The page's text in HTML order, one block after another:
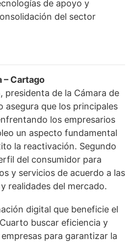
de apoyo y
del sector
– Cartago
presidenta de la Cámara de
asegura que los principales
los empresarios
un aspecto fundamental
la reactivación. Segundo
del consumidor para
y servicios de acuerdo a las
realidades del mercado.
digital que beneficie el
buscar eficiencia y
para garantizar la